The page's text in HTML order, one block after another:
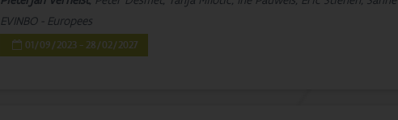
EVINBO - Europees
01/09/2023 - 28/02/2027